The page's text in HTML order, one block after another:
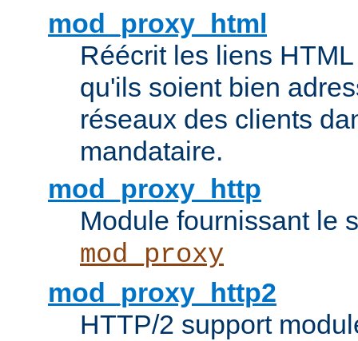
mod_proxy_html
Réécrit les liens
qu'ils soient bien
réseaux des clients
mandataire.
mod_proxy_http
Module fournissant le
mod_proxy
mod_proxy_http2
HTTP/2 support